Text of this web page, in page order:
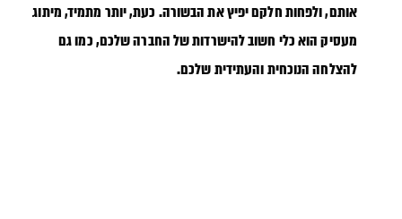
אותם, ולפחות חלקם יפיץ את הבשורה. כעת, יותר מתמיד, מיתוג
מעסיק הוא כלי חשוב להישרדות של החברה שלכם, כמו גם
להצלחה הנוכחית והעתידית שלכם.